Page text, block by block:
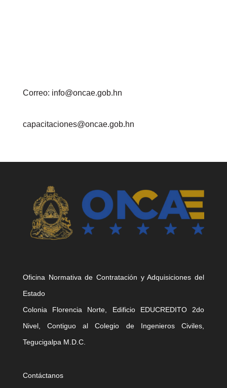
Correo: info@oncae.gob.hn
capacitaciones@oncae.gob.hn
Oficina Normativa de Contratación y Adquisiciones del
Estado
Colonia Florencia Norte, Edificio EDUCREDITO 2do
Nivel, Contiguo al Colegio de Ingenieros Civiles,
Tegucigalpa M.D.C.
Contáctanos